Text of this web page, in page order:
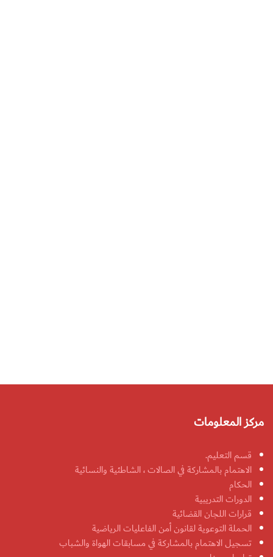
مركز المعلومات
قسم التعليم.
الاهتمام بالمشاركة في الصالات ، الشاطئية والنسائية
الحكام
الدورات التدريبية
قرارات اللجان القضائية
الحملة التوعوية لقانون أمن الفاعليات الرياضية
تسجيل الاهتمام بالمشاركة في مسابقات الهواة والشباب